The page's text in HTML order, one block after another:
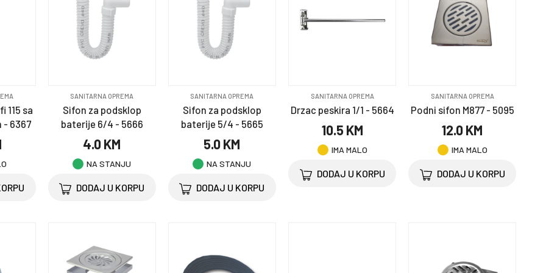
115 sa
- 6367
SANITARNA OPREMA
Sifon za podsklop
baterije 6/4 - 5666
4.0 KM
NA STANJU
DODAJ U KORPU
SANITARNA OPREMA
Sifon za podsklop
baterije 5/4 - 5665
5.0 KM
NA STANJU
DODAJ U KORPU
SANITARNA OPREMA
Drzac peskira 1/1 - 5664
10.5 KM
IMA MALO
DODAJ U KORPU
SANITARNA OPREMA
Podni sifon M877 - 5095
12.0 KM
IMA MALO
DODAJ U KORPU